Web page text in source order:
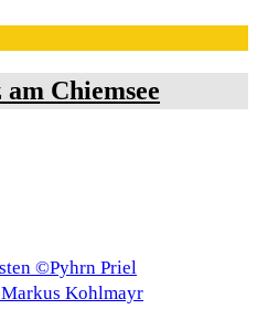
Chiemsee